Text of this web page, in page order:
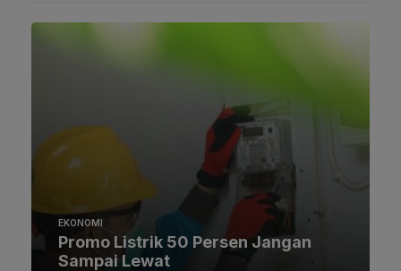
EKONOMI
Promo Listrik 50 Persen Jangan
Sampai Lewat